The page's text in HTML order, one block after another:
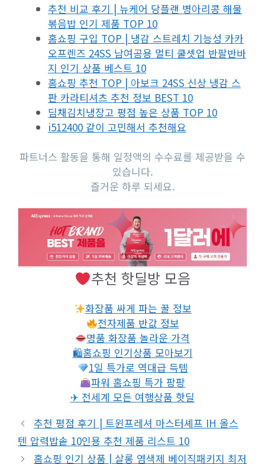
추천 비교 후기 | 뉴케어 당플랜 병아리콩 해물
볶음밥 인기 제품 TOP 10
홈쇼핑 구입 TOP | 냉감 스트레치 기능성 카카
오프렌즈 24SS 남여공용 멀티 쿨셋업 반팔반바
지 인기 상품 베스트 10
홈쇼핑 추천 TOP | 아보크 24SS 신상 냉감 스
판 카라티셔츠 추천 정보 BEST 10
딤채김치냉장고 평점 높은 상품 TOP 10
i512400 같이 고민해서 추천해요
파트너스 활동을 통해 일정액의 수수료를 제공받을 수
있습니다.
즐거운 하루 되세요.
추천 핫딜방 모음
화장품 싸게 파는 꿀 정보
전자제품 반값 정보
명품 화장품 놀라운 가격
🛍홈쇼핑 인기상품 모아보기
1일 특가로 역대급 득템
파워 홈쇼핑 특가 팡팡
✈ 전세계 모든 여행상품 핫딜
추천 평점 후기 | 트윈프레셔 마스터셰프 IH 올스
텐 압력밥솥 10인용 추천 제품 리스트 10
홈쇼핑 인기 상품 | 살롱 염색제 베이직패키지 최저